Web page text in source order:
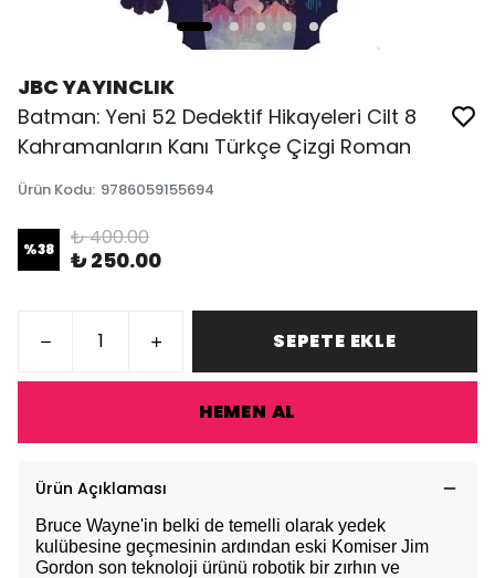
JBC YAYINCLIK
Batman: Yeni 52 Dedektif Hikayeleri Cilt 8
Kahramanların Kanı Türkçe Çizgi Roman
Ürün Kodu: 9786059155694
%38 ₺ 400.00
₺ 250.00
SEPETE EKLE
HEMEN AL
Ürün Açıklaması
Bruce Wayne'in belki de temelli olarak yedek
kulübesine geçmesinin ardından eski Komiser Jim
Gordon son teknoloji ürünü robotik bir zırhın ve